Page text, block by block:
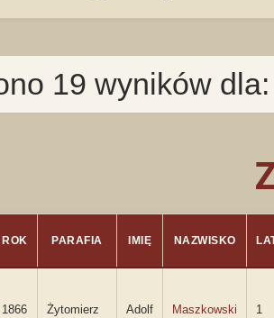
19 wyników
ROK PARAFIA IMIĘ NAZWISKO
1866 Żytomierz Adolf Maszkowski 1